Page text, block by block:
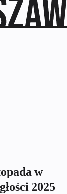
w
2025